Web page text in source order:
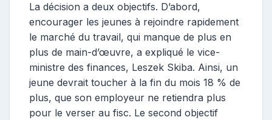
La décision a deux objectifs. D’abord,
encourager les jeunes à rejoindre rapidement
le marché du travail, qui manque de plus en
plus de main-d’œuvre, a expliqué le vice-
ministre des finances, Leszek Skiba. Ainsi, un
jeune devrait toucher à la fin du mois 18 % de
plus, que son employeur ne retiendra plus
pour le verser au fisc. Le second objectif